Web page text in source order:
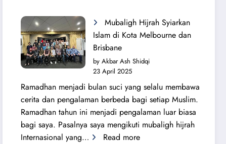
Mubaligh Hijrah Syiarkan
Islam di Kota Melbourne dan
Brisbane
by Akbar Ash Shidqi
23 April 2025
Ramadhan menjadi bulan suci yang selalu membawa
cerita dan pengalaman berbeda bagi setiap Muslim.
Ramadhan tahun ini menjadi pengalaman luar biasa
bagi saya. Pasalnya saya mengikuti mubaligh hijrah
Internasional yang…
Read more: